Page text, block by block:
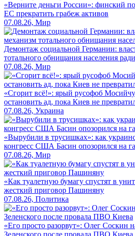
«Верните деньги России»: финский
ЕС прекратить грабеж активов
07.08.26, Мир
Демонтаж социальной Германии:
тотального обнищания населения
07.08.26, Мир
«Сгорит всё!»: ярый русофоб
остановить ад, пока Киев не
07.08.26, Украина
«Вырубили в трусишках»: как
конгресс США Басин опозорился на
07.08.26, Мир
«Как туалетную бумагу спустят в
жесткий приговор Пашиняну
07.08.26, Политика
«Его просто разорвут»: Олег Соскин